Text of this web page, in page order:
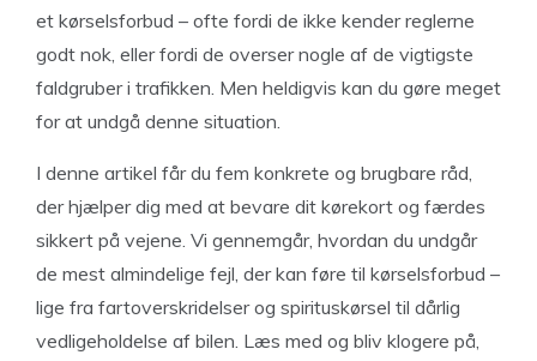
et kørselsforbud – ofte fordi de ikke kender reglerne
godt nok, eller fordi de overser nogle af de vigtigste
faldgruber i trafikken. Men heldigvis kan du gøre meget
for at undgå denne situation.
I denne artikel får du fem konkrete og brugbare råd,
der hjælper dig med at bevare dit kørekort og færdes
sikkert på vejene. Vi gennemgår, hvordan du undgår
de mest almindelige fejl, der kan føre til kørselsforbud –
lige fra fartoverskridelser og spirituskørsel til dårlig
vedligeholdelse af bilen. Læs med og bliv klogere på,